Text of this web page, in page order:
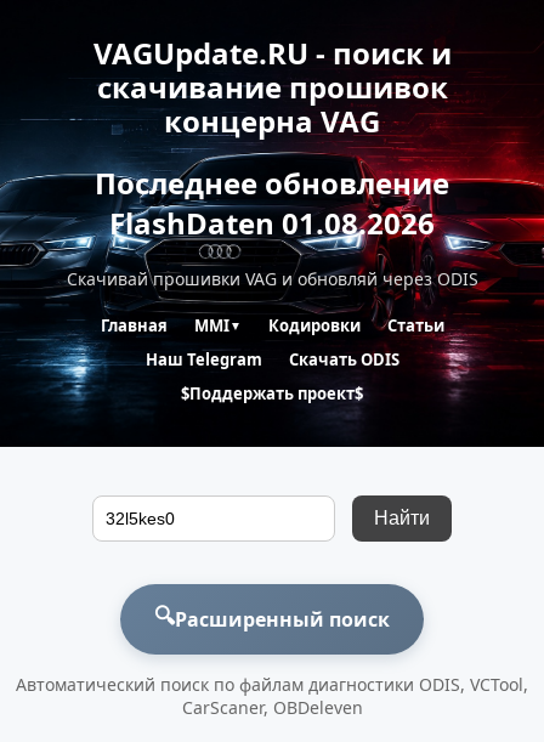
VAGUpdate.RU - поиск и
скачивание прошивок
концерна VAG
Последнее обновление
FlashDaten 01.08.2026
Скачивай прошивки VAG и обновляй через ODIS
Главная MMI▼ Кодировки
Статьи
Наш Telegram
Скачать ODIS
$Поддержать проект$
Найти
🔍Расширенный поиск
Автоматический поиск по файлам диагностики ODIS, VCTool,
CarScaner, OBDeleven